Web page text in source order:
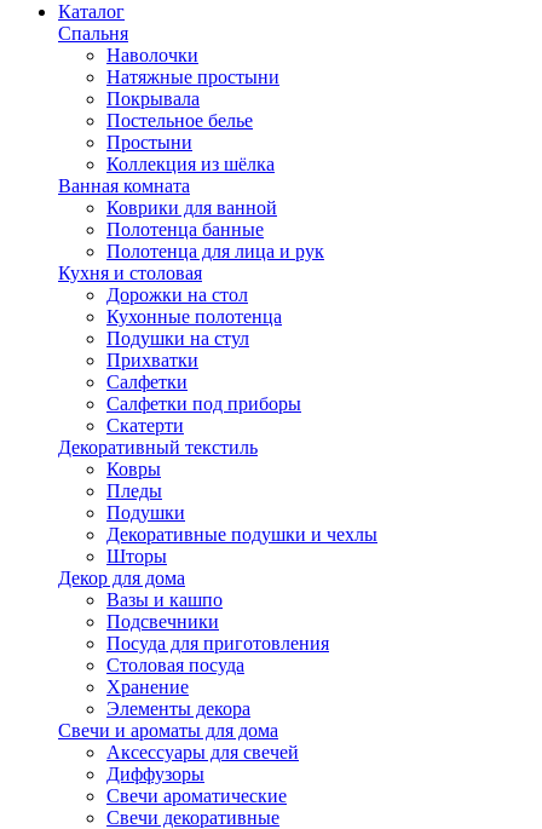
Каталог
Спальня
Наволочки
Натяжные простыни
Покрывала
Постельное белье
Простыни
Коллекция из шёлка
Ванная комната
Коврики для ванной
Полотенца банные
Полотенца для лица и рук
Кухня и столовая
Дорожки на стол
Кухонные полотенца
Подушки на стул
Прихватки
Салфетки
Салфетки под приборы
Скатерти
Декоративный текстиль
Ковры
Пледы
Подушки
Декоративные подушки и чехлы
Шторы
Декор для дома
Вазы и кашпо
Подсвечники
Посуда для приготовления
Столовая посуда
Хранение
Элементы декора
Свечи и ароматы для дома
Аксессуары для свечей
Диффузоры
Свечи ароматические
Свечи декоративные